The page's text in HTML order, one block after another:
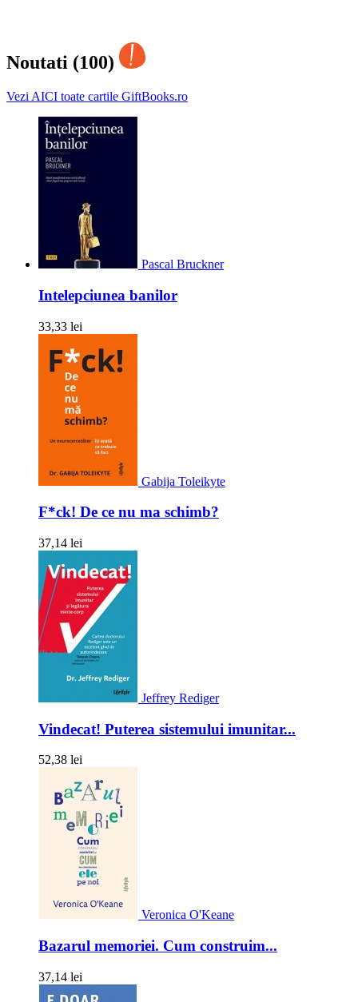
Noutati (100)
Vezi AICI toate cartile GiftBooks.ro
Pascal Bruckner
Intelepciunea banilor
33,33 lei
Gabija Toleikyte
F*ck! De ce nu ma schimb?
37,14 lei
Jeffrey Rediger
Vindecat! Puterea sistemului imunitar...
52,38 lei
Veronica O'Keane
Bazarul memoriei. Cum construim...
37,14 lei